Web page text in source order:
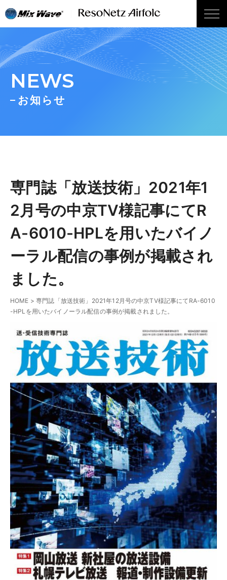
wp_head();
NEWS
お知らせ
専門誌「放送技術」2021年1
2月号の中京TV様記事にてR
A-6010-HPLを用いたバイノ
ーラル配信の事例が掲載され
ました。
HOME >専門誌「放送技術」2021年12月号の中京TV様記事にてRA-6010
-HPLを用いたバイノーラル配信の事例が掲載されました。